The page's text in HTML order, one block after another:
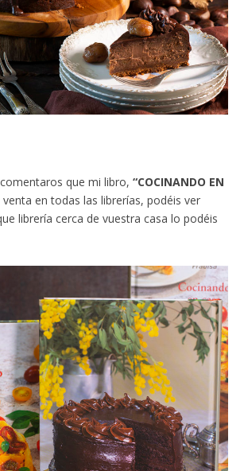
que mi libro, “COCINANDO EN
en todas las librerías, podéis ver
librería cerca de vuestra casa lo podéis